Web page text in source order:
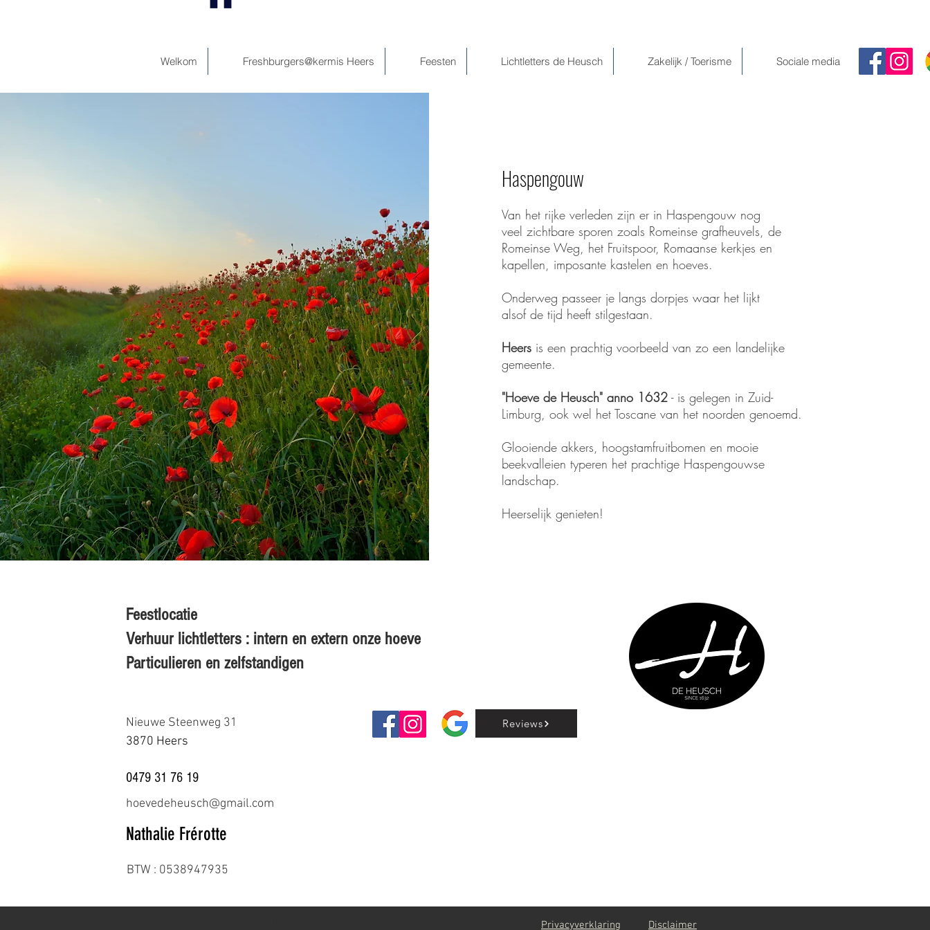
Welkom Freshburgers@kermis Heers Feesten Lichtletters de Heusch Zakelijk / Toerisme Sociale media
Haspengouw
Van het rijke verleden zijn er in Haspengouw nog
veel zichtbare sporen zoals Romeinse grafheuvels, de
Romeinse Weg, het Fruitspoor, Romaanse kerkjes en
kapellen, imposante kastelen en hoeves.
Onderweg passeer je langs dorpjes waar het lijkt
alsof de tijd heeft stilgestaan.
Heers is een prachtig voorbeeld van zo een landelijke
gemeente.
"Hoeve de Heusch" anno 1632 - is gelegen in Zuid-
Limburg, ook wel het Toscane van het noorden genoemd.
Glooiende akkers, hoogstamfruitbomen en mooie
beekvalleien typeren het prachtige Haspengouwse
landschap.
Heerselijk genieten!
Feestlocatie
Verhuur lichtletters : intern en extern onze hoeve
Particulieren en zelfstandigen
Nieuwe Steenweg 31
3870 Heers
Reviews
BTW : 0538947935
0479 31 76 19
hoevedeheusch@gmail.com
Nathalie Frérotte
Privacyverklaring Disclaimer